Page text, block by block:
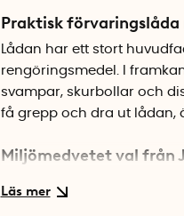
Praktisk
Lådan har ett stort
rengöringsmedel. I
svampar, skurbollar och
få grepp och dra ut lådan,
Miljömedvetet val från